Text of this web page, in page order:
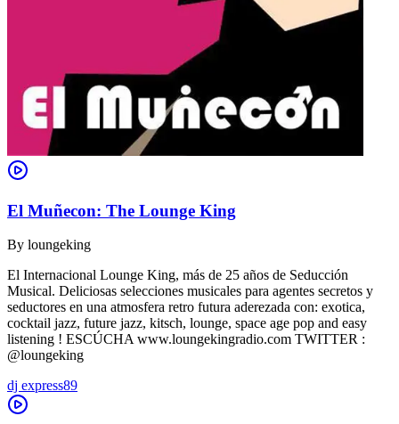
El Muñecon: The Lounge King
By loungeking
El Internacional Lounge King, más de 25 años de Seducción
Musical. Deliciosas selecciones musicales para agentes secretos y
seductores en una atmosfera retro futura aderezada con: exotica,
cocktail jazz, future jazz, kitsch, lounge, space age pop and easy
listening ! ESCÚCHA www.loungekingradio.com TWITTER :
@loungeking
dj express89